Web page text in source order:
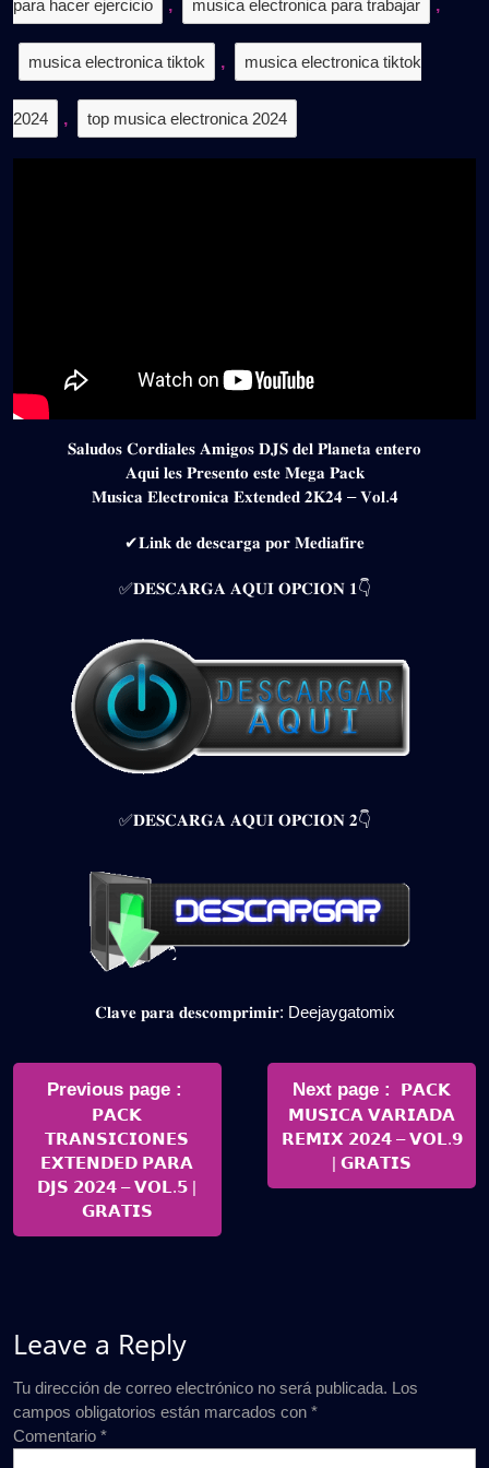
para hacer ejercicio , musica electronica para trabajar ,
musica electronica tiktok , musica electronica tiktok
2024 , top musica electronica 2024
𝐒𝐚𝐥𝐮𝐝𝐨𝐬 𝐂𝐨𝐫𝐝𝐢𝐚𝐥𝐞𝐬 𝐀𝐦𝐢𝐠𝐨𝐬 𝐃𝐉𝐒 𝐝𝐞𝐥 𝐏𝐥𝐚𝐧𝐞𝐭𝐚 𝐞𝐧𝐭𝐞𝐫𝐨
𝐀𝐪𝐮𝐢 𝐥𝐞𝐬 𝐏𝐫𝐞𝐬𝐞𝐧𝐭𝐨 𝐞𝐬𝐭𝐞 𝐌𝐞𝐠𝐚 𝐏𝐚𝐜𝐤
𝐌𝐮𝐬𝐢𝐜𝐚 𝐄𝐥𝐞𝐜𝐭𝐫𝐨𝐧𝐢𝐜𝐚 𝐄𝐱𝐭𝐞𝐧𝐝𝐞𝐝 𝟐𝐊𝟐𝟒 – 𝐕𝐨𝐥.𝟒
✔𝐋𝐢𝐧𝐤 𝐝𝐞 𝐝𝐞𝐬𝐜𝐚𝐫𝐠𝐚 𝐩𝐨𝐫 𝐌𝐞𝐝𝐢𝐚𝐟𝐢𝐫𝐞
✅𝐃𝐄𝐒𝐂𝐀𝐑𝐆𝐀 𝐀𝐐𝐔𝐈 𝐎𝐏𝐂𝐈𝐎𝐍 𝟏👇
✅𝐃𝐄𝐒𝐂𝐀𝐑𝐆𝐀 𝐀𝐐𝐔𝐈 𝐎𝐏𝐂𝐈𝐎𝐍 𝟐👇
𝐂𝐥𝐚𝐯𝐞 𝐩𝐚𝐫𝐚 𝐝𝐞𝐬𝐜𝐨𝐦𝐩𝐫𝐢𝐦𝐢𝐫: Deejaygatomix
Navegación
entradas
Previous page
𝗣𝗔𝗖𝗞
𝗧𝗥𝗔𝗡𝗦𝗜𝗖𝗜𝗢𝗡𝗘𝗦
𝗘𝗫𝗧𝗘𝗡𝗗𝗘𝗗 𝗣𝗔𝗥𝗔
𝗗𝗝𝗦 𝟮𝟬𝟮𝟰 – 𝗩𝗢𝗟.𝟱 |
𝗚𝗥𝗔𝗧𝗜𝗦
Next page
Newer
Posts
𝗣𝗔𝗖𝗞
𝗠𝗨𝗦𝗜𝗖𝗔 𝗩𝗔𝗥𝗜𝗔𝗗𝗔
𝗥𝗘𝗠𝗜𝗫 𝟮𝟬𝟮𝟰 – 𝗩𝗢𝗟.𝟵
| 𝗚𝗥𝗔𝗧𝗜𝗦
Leave a Reply
Tu dirección de correo electrónico no será publicada. Los
campos obligatorios están marcados con *
Comentario *